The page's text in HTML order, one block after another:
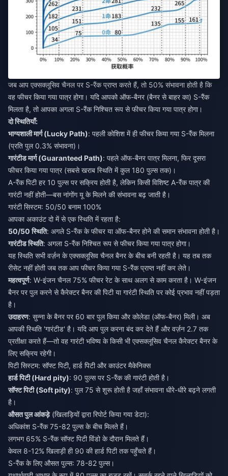
जब आप एक्सक्लूसिव चैनल पर S-रैंक प्राप्त करते हैं, तो 50% संभावना होती है कि
वह फीचर किया गया पात्र होगा। यदि आपको ऑफ-बैनर (बैनर से बाहर का) S-रैंक
मिलता है, तो आपका अगला S-रैंक निश्चित रूप से फीचर किया गया पात्र होगा।
दो स्थितियाँ:
भाग्यशाली मार्ग (Lucky Path): पहली कोशिश में ही फीचर किया गया S-रैंक मिलना
(प्रति पुल 0.3% संभावना)।
गारंटीड मार्ग (Guaranteed Path): पहले ऑफ-बैनर पात्र मिलना, फिर दूसरा
फीचर किया गया पात्र (सबसे खराब स्थिति में कुल 180 पुल्स तक)।
A-रैंक पिटी हर 10 पुल्स पर सक्रिय होती है, लेकिन किसी विशिष्ट A-रैंक पात्र की
गारंटी नहीं होती—बस नांगोंग यू के मिलने की संभावना बढ़ जाती है।
गारंटी सिस्टम: 50/50 बनाम 100%
आपका अकाउंट दो में से एक स्थिति में रहता है:
50/50 स्थिति: अगले S-रैंक के फीचर या ऑफ-बैनर होने की समान संभावना होती है।
गारंटीड स्थिति: अगला S-रैंक निश्चित रूप से फीचर किया गया पात्र होगा।
यह स्थिति सभी वर्ज़न के एक्सक्लूसिव चैनल बैनर के बीच बनी रहती है। यह तब तक
रीसेट नहीं होती जब तक आप फीचर किया गया S-रैंक प्राप्त नहीं कर लेते।
महत्वपूर्ण: W-इंजन चैनल 75% फीचर रेट के साथ अलग से काम करता है। W-इंजन
बैनर पर पुल करने से कैरेक्टर बैनर की पिटी या गारंटी स्थिति पर कोई प्रभाव नहीं पड़ता
है।
उदाहरण: सुन्ना के बैनर पर 60 बार पुल किया और कोलेडा (ऑफ-बैनर) मिली। अब
आपकी स्थिति 'गारंटीड' है। यदि आप पुल करना बंद कर देते हैं और वर्ज़न 2.7 तक
प्रतीक्षा करते हैं—तो वह गारंटी भविष्य के किसी भी एक्सक्लूसिव चैनल कैरेक्टर बैनर के
लिए सक्रिय रहेगी।
पिटी सिस्टम: सॉफ्ट पिटी, हार्ड पिटी और काउंटर मैकेनिक्स
हार्ड पिटी (Hard pity)
सॉफ्ट पिटी (Soft pity): पुल 75 से शुरू होती है जहाँ संभावना धीरे-धीरे बढ़ने लगती
है।
औसत पुल आंकड़े(खिलाड़ियों द्वारा रिपोर्ट किया गया डेटा):
अधिकांश S-रैंक 75-82 पुल्स के बीच मिलते हैं।
लगभग 65% S-रैंक सॉफ्ट पिटी विंडो के दौरान मिलते हैं।
केवल 8-12% खिलाड़ी ही 90 की हार्ड पिटी तक पहुँचते हैं।
S-रैंक के लिए औसत पुल्स: 78-82 पुल्स।